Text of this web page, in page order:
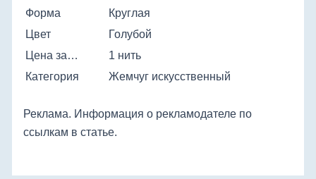
Форма
Круглая
Цвет
Голубой
Цена за…
1 нить
Категория
Жемчуг искусственный
Реклама. Информация о рекламодателе по
ссылкам в статье.